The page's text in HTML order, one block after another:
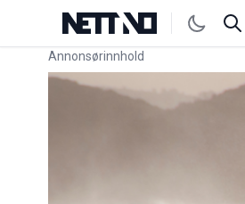
Annonsørinnhold
Link for annonse